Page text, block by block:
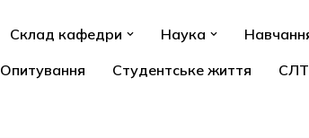
Склад кафедри Наука
Опитування Студентське життя